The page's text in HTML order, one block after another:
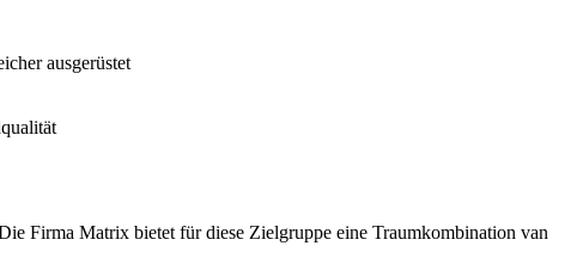
ausgerüstet
Firma Matrix bietet für diese Zielgruppe eine Traumkombination van